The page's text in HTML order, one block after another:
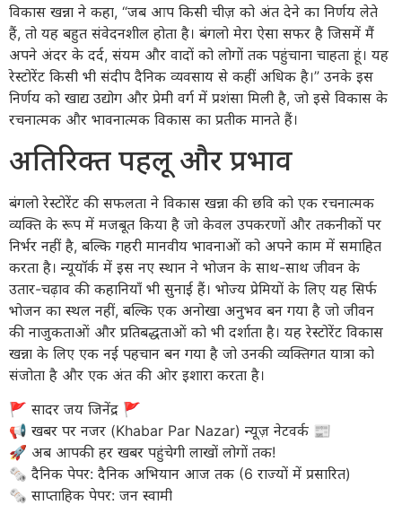
विकास खन्ना ने कहा, “जब आप किसी चीज़ को अंत देने का निर्णय लेते
हैं, तो यह बहुत संवेदनशील होता है। बंगलो मेरा ऐसा सफर है जिसमें मैं
अपने अंदर के दर्द, संयम और वादों को लोगों तक पहुंचाना चाहता हूं। यह
रेस्टोरेंट किसी भी संदीप दैनिक व्यवसाय से कहीं अधिक है।” उनके इस
निर्णय को खाद्य उद्योग और प्रेमी वर्ग में प्रशंसा मिली है, जो इसे विकास के
रचनात्मक और भावनात्मक विकास का प्रतीक मानते हैं।
अतिरिक्त पहलू और प्रभाव
बंगलो रेस्टोरेंट की सफलता ने विकास खन्ना की छवि को एक रचनात्मक
व्यक्ति के रूप में मजबूत किया है जो केवल उपकरणों और तकनीकों पर
निर्भर नहीं है, बल्कि गहरी मानवीय भावनाओं को अपने काम में समाहित
करता है। न्यूयॉर्क में इस नए स्थान ने भोजन के साथ-साथ जीवन के
उतार-चढ़ाव की कहानियाँ भी सुनाई हैं। भोज्य प्रेमियों के लिए यह सिर्फ
भोजन का स्थल नहीं, बल्कि एक अनोखा अनुभव बन गया है जो जीवन
की नाजुकताओं और प्रतिबद्धताओं को भी दर्शाता है। यह रेस्टोरेंट विकास
खन्ना के लिए एक नई पहचान बन गया है जो उनकी व्यक्तिगत यात्रा को
संजोता है और एक अंत की ओर इशारा करता है।
​🚩 सादर जय जिनेंद्र 🚩
​📢 खबर पर नजर (Khabar Par Nazar) न्यूज़ नेटवर्क 📰
🚀 अब आपकी हर खबर पहुंचेगी लाखों लोगों तक!
​🗞️ दैनिक पेपर: दैनिक अभियान आज तक (6 राज्यों में प्रसारित)
🗞️ साप्ताहिक पेपर: जन स्वामी